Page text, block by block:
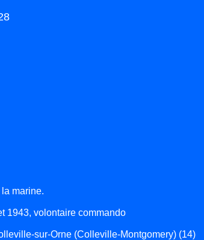
marine.
1943, volontaire commando
sur-Orne (Colleville-Montgomery) (14)